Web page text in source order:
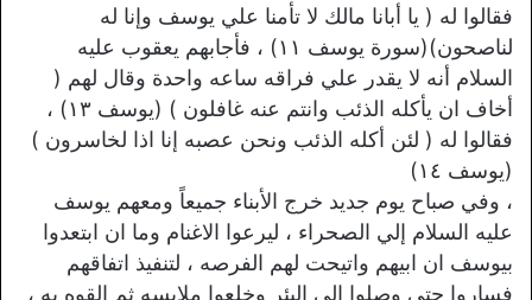
فقالوا له ( يا أبانا مالك لا تأمنا علي يوسف وإنا له
لناصحون)(سورة يوسف ١١) ، فأجابهم يعقوب عليه
السلام أنه لا يقدر علي فراقه ساعه واحدة وقال لهم (
أخاف ان يأكله الذئب وانتم عنه غافلون ) (يوسف ١٣) ،
فقالوا له ( لئن أكله الذئب ونحن عصبه إنا اذا لخاسرون )
(يوسف ١٤)
، وفي صباح يوم جديد خرج الأبناء جميعاً ومعهم يوسف
عليه السلام إلي الصحراء ، ليرعوا الاغنام وما ان ابتعدوا
بيوسف ان ابيهم واتيحت لهم الفرصه ، لتنفيذ اتفاقهم
فساروا حتي وصلوا إلي البئر وخلعوا ملابسه ثم القوه به ،